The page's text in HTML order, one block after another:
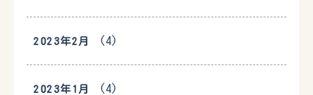
2023年2月 (4)
2023年1月 (4)